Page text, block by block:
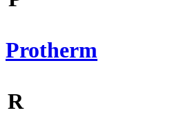
Protherm
R